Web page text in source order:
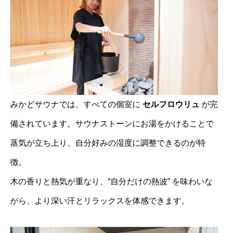
みかどサウナでは、すべての個室に セルフロウリュ が完
備されています。サウナストーンにお湯をかけることで
蒸気が立ち上り、自分好みの湿度に調整できるのが特
徴。
木の香りと熱気が重なり、“自分だけの熱波” を味わいな
がら、より深い汗とリラックスを体感できます。